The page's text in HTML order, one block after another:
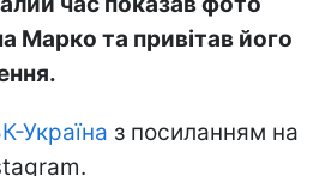
Марко та привітав його
Україна з посиланням на